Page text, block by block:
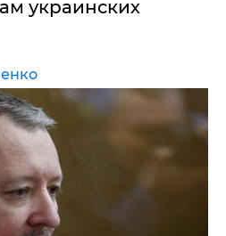
украинских